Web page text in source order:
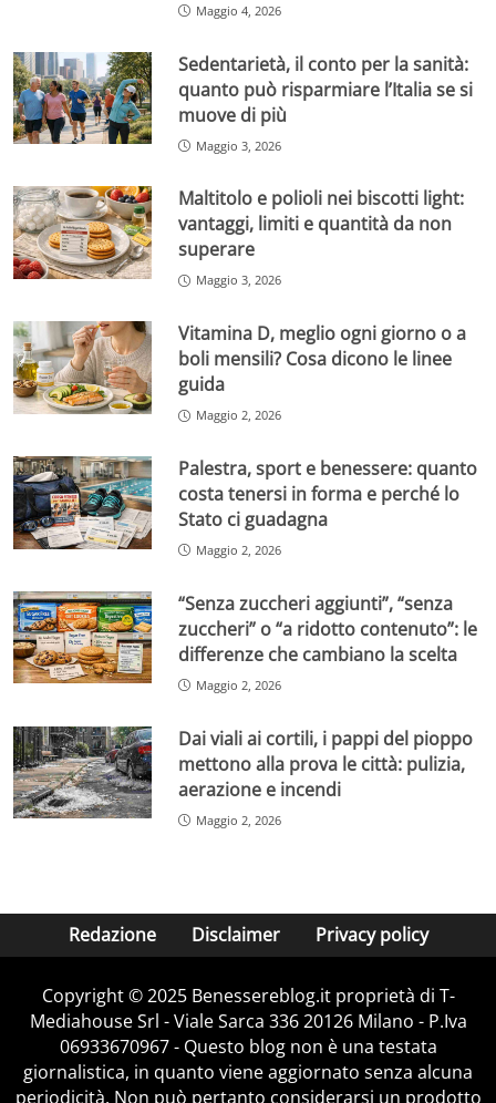
Maggio 4, 2026
Sedentarietà, il conto per la sanità:
quanto può risparmiare l’Italia se si
muove di più
Maggio 3, 2026
Maltitolo e polioli nei biscotti light:
vantaggi, limiti e quantità da non
superare
Maggio 3, 2026
Vitamina D, meglio ogni giorno o a
boli mensili? Cosa dicono le linee
guida
Maggio 2, 2026
Palestra, sport e benessere: quanto
costa tenersi in forma e perché lo
Stato ci guadagna
Maggio 2, 2026
“Senza zuccheri aggiunti”, “senza
zuccheri” o “a ridotto contenuto”: le
differenze che cambiano la scelta
Maggio 2, 2026
Dai viali ai cortili, i pappi del pioppo
mettono alla prova le città: pulizia,
aerazione e incendi
Maggio 2, 2026
Redazione Disclaimer Privacy policy
Copyright © 2025 Benessereblog.it proprietà di T-
Mediahouse Srl - Viale Sarca 336 20126 Milano - P.Iva
06933670967 - Questo blog non è una testata
giornalistica, in quanto viene aggiornato senza alcuna
periodicità. Non può pertanto considerarsi un prodotto